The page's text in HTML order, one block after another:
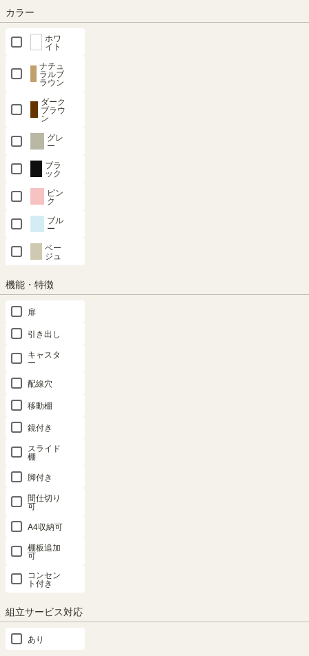
カラー
ホワ
イト
ナチュ
ラルブ
ラウン
ダーク
ブラウ
ン
グレ
ー
ブラ
ック
ピン
ク
ブル
ー
ベー
ジュ
機能・特徴
扉
引き出し
キャスタ
ー
配線穴
移動棚
鏡付き
スライド
棚
脚付き
間仕切り
可
A4収納可
棚板追加
可
コンセン
ト付き
組立サービス対応
あり
最短お届け予定日
〒
予定日:---
※在庫状況、実際の詳細な住所により変動する場合があります。
※正確なお届け予定日はご注文手続き画面にてご確認ください。
在庫あり
商品についてのお問い合わせ